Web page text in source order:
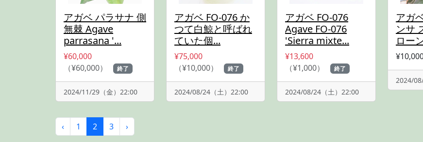
アガベ パラサナ 側
無棘 Agave
parrasana '...
¥60,000
（¥60,000）
終了
2024/11/29（金）22:00
アガベ FO-076 か
つて白鯨と呼ばれ
ていた個...
¥75,000
（¥10,000）
終了
2024/08/24（土）22:00
アガベ FO-076
Agave FO-076
'Sierra mixte...
¥13,600
（¥1,000）
終了
2024/08/24（土）22:00
アガ
ンサ
ロー
2024/
‹ 1 2 3 ›